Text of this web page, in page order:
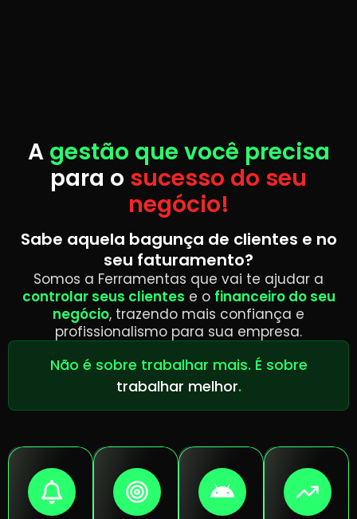
A gestão que você precisa
para o sucesso do seu
negócio!
Sabe aquela bagunça de clientes e no
seu faturamento?
Somos a Ferramentas que vai te ajudar a
controlar seus clientes e o financeiro do seu
negócio, trazendo mais confiança e
profissionalismo para sua empresa.
Não é sobre trabalhar mais. É sobre
trabalhar melhor.